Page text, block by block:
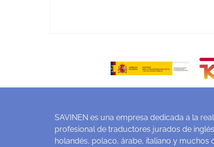
SAVINEN es una empresa dedicada a la
profesional de traductores jurados de
holandés, polaco, árabe, italiano y muchos